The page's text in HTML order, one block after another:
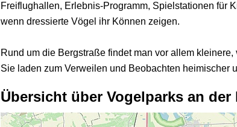
Freiflughallen, Erlebnis-Programm, Spielstationen für
wenn dressierte Vögel ihr Können zeigen.
Rund um die Bergstraße findet man vor allem
Sie laden zum Verweilen und Beobachten heimischer
Übersicht über Vogelparks an der